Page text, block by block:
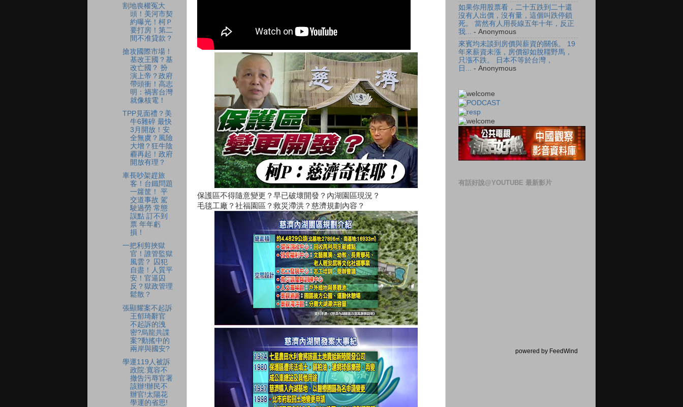
保護區不得隨意變更？早已破壞開發？內湖園區現況？
毛毯工廠？社福園區？救災滯洪？慈濟規劃內容？
割地喪權冤大
頭！美河市契
約曝光！柯Ｐ
要打房！第二
間不准貸款？
搶攻國際市場！
基改王國？基
改亡國？ 扮
演上帝？政府
帶頭衝！高志
明：禍害台灣
就像核電！
TPP見面禮？美
牛6雜碎 最快
3月開放！安
全無虞？風險
大增？狂牛陰
霾再起！政府
開放有理？
車長吵架趕旅
客！台鐵問題
一籮筐！ 平
交道事故 駕
駛過勞 常態
誤點 訂不到
票 年年虧
損！
一把利剪挾獄
官！誰管監獄
風雲？ 囚犯
自盡！人質平
安！官逼囚
反？獄政管理
鬆散？
張顯耀案不起訴
王郁琦辭官
不起訴的洩
密?烏龍共諜
案?動搖中的
兩岸與國安?
學運119人被訴
政院:寬容不
撤告污辱官署
該辦!辦民不
辦官!太陽花
學運的省思!
如果你用股票看，二十五跌到二十還
沒有人出價，沒有量，這個叫跌停鎖
死。 當然有人用長線五年十年，反正
我...
- Anonymous
來賓均未談到房價與薪資的關係。 19
年來薪資未漲，房價卻如脫韁野馬，
只漲不跌。 日本不等於台灣，
日...
- Anonymous
有話好說@YOUTUBE 最新影片
powered by FeedWind